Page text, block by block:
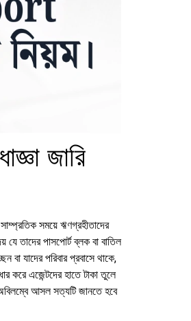
জারি
সময়ে ঋণগ্রহীতাদের
তাদের পাসপোর্ট ব্লক বা বাতিল
বা যাদের পরিবার প্রবাসে থাকে,
এজেন্টদের হাতে টাকা তুলে
আসল সত্যটি জানতে হবে